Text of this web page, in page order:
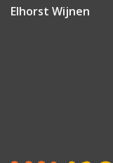
Elhorst Wijnen